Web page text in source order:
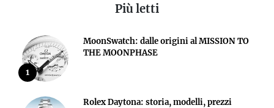
Più letti
1
MoonSwatch: dalle origini al MISSION TO
THE MOONPHASE
Rolex Daytona: storia, modelli, prezzi